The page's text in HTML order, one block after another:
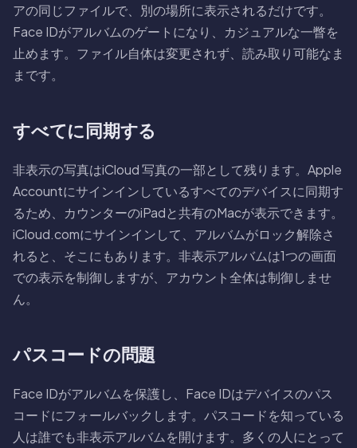
アの同じファイルで、別の場所に表示されるだけです。
Face IDがアルバムのゲートになり、カジュアルな一瞥を
止めます。ファイル自体は変更されず、読み取り可能なま
まです。
すべてに同期する
非表示の写真はiCloud 写真の一部として残ります。Apple
Accountにサインインしているすべてのデバイスに同期す
るため、カウンターのiPadと共有のMacが表示できます。
iCloud.comにサインインして、アルバムがロック解除さ
れると、そこにもあります。非表示アルバムは1つの画面
での表示を制御しますが、アカウント全体は制御しませ
ん。
パスコードの問題
Face IDがアルバムを保護し、Face IDはデバイスのパス
コードにフォールバックします。パスコードを知っている
人は誰でも非表示アルバムを開けます。多くの人にとって